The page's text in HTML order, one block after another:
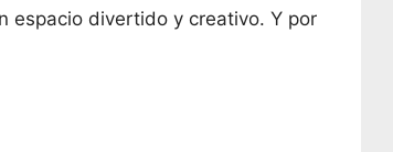
espacio divertido y creativo. Y por